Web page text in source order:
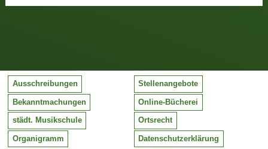
Ausschreibungen Stellenangebote
Bekanntmachungen Online-Bücherei
städt. Musikschule Ortsrecht
Organigramm Datenschutzerklärung